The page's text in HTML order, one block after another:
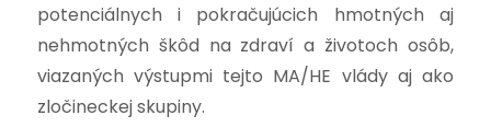
potenciálnych i pokračujúcich hmotných aj
nehmotných škôd na zdraví a životoch osôb,
viazaných výstupmi tejto MA/HE vlády aj ako
zločineckej skupiny.